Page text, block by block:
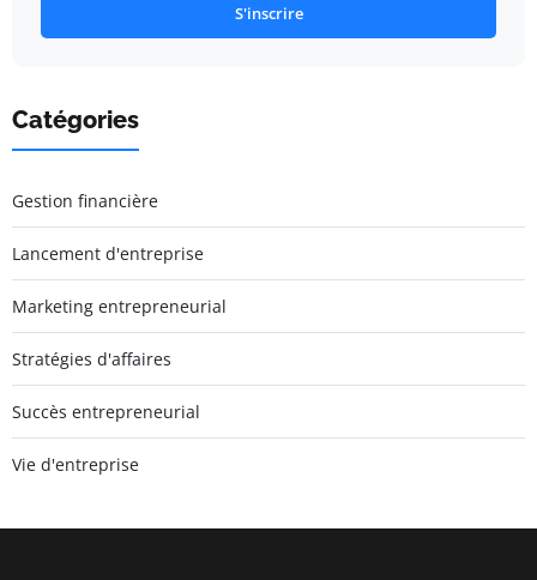
S'inscrire
Catégories
Gestion financière
Lancement d'entreprise
Marketing entrepreneurial
Stratégies d'affaires
Succès entrepreneurial
Vie d'entreprise